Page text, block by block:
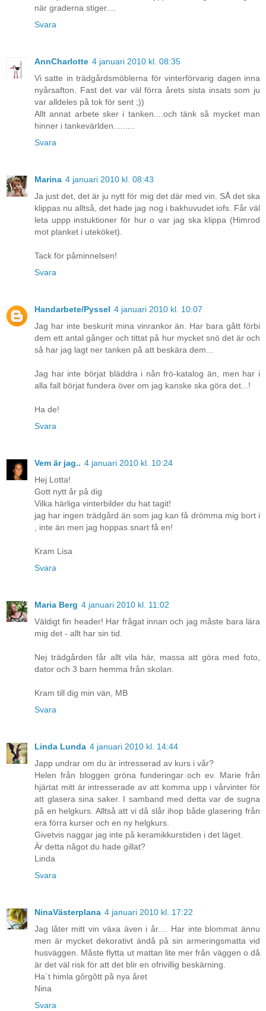
när graderna stiger....
Svara
AnnCharlotte 4 januari 2010 kl. 08:35
Vi satte in trädgårdsmöblerna för vinterförvarig dagen inna
nyårsafton. Fast det var väl förra årets sista insats som ju
var alldeles på tok för sent ;))
Allt annat arbete sker i tanken....och tänk så mycket man
hinner i tankevärlden.........
Svara
Marina 4 januari 2010 kl. 08:43
Ja just det, det är ju nytt för mig det där med vin. SÅ det ska
klippas nu alltså, det hade jag nog i bakhuvudet iofs. Får väl
leta uppp instuktioner för hur o var jag ska klippa (Himrod
mot planket i uteköket).
Tack för påminnelsen!
Svara
Handarbete/Pyssel 4 januari 2010 kl. 10:07
Jag har inte beskurit mina vinrankor än. Har bara gått förbi
dem ett antal gånger och tittat på hur mycket snö det är och
så har jag lagt ner tanken på att beskära dem...
Jag har inte börjat bläddra i nån frö-katalog än, men har i
alla fall börjat fundera över om jag kanske ska göra det...!
Ha de!
Svara
Vem är jag.. 4 januari 2010 kl. 10:24
Hej Lotta!
Gott nytt år på dig
Vilka härliga vinterbilder du hat tagit!
jag har ingen trädgård än som jag kan få drömma mig bort i
, inte än men jag hoppas snart få en!
Kram Lisa
Svara
Maria Berg 4 januari 2010 kl. 11:02
Väldigt fin header! Har frågat innan och jag måste bara lära
mig det - allt har sin tid.
Nej trädgården får allt vila här, massa att göra med foto,
dator och 3 barn hemma från skolan.
Kram till dig min vän, MB
Svara
Linda Lunda 4 januari 2010 kl. 14:44
Japp undrar om du är intresserad av kurs i vår?
Helen från bloggen gröna funderingar och ev. Marie från
hjärtat mitt är intresserade av att komma upp i vårvinter för
att glasera sina saker. I samband med detta var de sugna
på en helgkurs. Alltså att vi då slår ihop både glasering från
era förra kurser och en ny helgkurs.
Givetvis naggar jag inte på keramikkurstiden i det läget.
Är detta något du hade gillat?
Linda
Svara
NinaVästerplana 4 januari 2010 kl. 17:22
Jag låter mitt vin växa även i år.... Har inte blommat ännu
men är mycket dekorativt ändå på sin armeringsmatta vid
husväggen. Måste flytta ut mattan lite mer från väggen o då
är det väl risk för att det blir en ofrivillig beskärning.
Ha´t himla gôrgôtt på nya året
Nina
Svara